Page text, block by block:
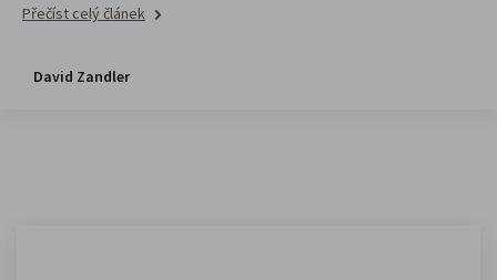
Přečíst celý článek
David Zandler